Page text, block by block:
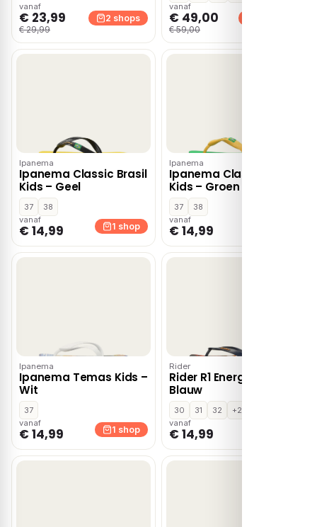
vanaf
€ 23,99
€ 29,99
2 shops
vanaf
€ 49,00
€ 59,00
Ipanema
Ipanema Classic Brasil
Kids – Geel
37
38
vanaf
€ 14,99 1 shop
Ipanema
Ipanema Classic Brasil
Kids – Groen
37
38
vanaf
€ 14,99
Ipanema
Ipanema Temas Kids –
Wit
37
vanaf
€ 14,99 1 shop
Rider
Rider R1 Energy Kids –
Blauw
30 31 32
+2
vanaf
€ 14,99